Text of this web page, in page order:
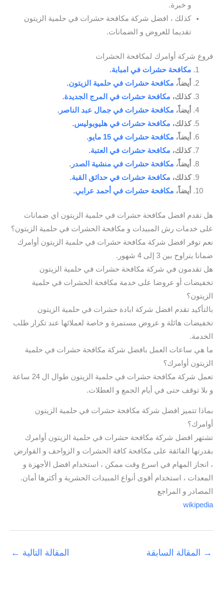
و خبرة.
كذلك ، افضل شركة مكافحة حشرات في حلمية الزيتون
تقديما للعروض و الضمانات.
فروع شركة أوامرك لمكافحة الحشرات
مكافحة حشرات في امبابة.
أيضاً، مكافحة حشرات في حلمية الزيتون.
كذلك، مكافحة حشرات في المرج الجديدة.
أيضاً، مكافحة حشرات في جمال عبد الناصر .
كذلك، مكافحة حشرات في هليوبوليس.
أيضاً، مكافحة حشرات في 15 مايو
.
كذلك، مكافحة حشرات في العتبة.
أيضاً، مكافحة حشرات في منشية الصدر .
كذلك، مكافحة حشرات في حدائق القبة.
أيضاً، مكافحة حشرات في أحمد عرابي.
هل تقدم افضل مكافحة حشرات في حلمية الزيتون اي ضمانات
على خدمات رش المبيدات و مكافحة الحشرات في حلمية الزيتون؟
نعم توفر افضل شركة مكافحة حشرات في حلمية الزيتون أوامرك
ضمانا يتراوح بين 3 إلى 4 شهور.
هل تقدمون في شركة مكافحة حشرات في حلمية الزيتون
تخفيضات أو عروضا على خدمة مكافحة الحشرات في حلمية
الزيتون؟
بالتأكيد تقدم افضل شركة ابادة حشرات في حلمية الزيتون
تخفيضات هائلة و عروض مستمرة و خاصة لعملائها عند تكرار طلب
الخدمة.
ما هي ساعات العمل بافضل شركة مكافحة حشرات في حلمية
الزيتون أوامرك؟
تعمل شركة مكافحة حشرات في حلمية الزيتون طوال ال 24 ساعة
و بلا توقف حتى في أيام الجمع و العطلات.
بماذا تتميز افضل شركة مكافحة حشرات في حلمية الزيتون
أوامرك؟
تشتهر افضل شركة مكافحة حشرات في حلمية الزيتون أوامرك
بقدرتها الفائقة على مكافحة كافة الحشرات و الزواحف و القوارض
، انجاز المهام في اسرع وقت ممكن ، استخدام افضل الأجهزة و
المعدات ، استخدام أقوى أنواع المبيدات الحشرية و أكثرها أمان.
المصادر و المراجع
wikipedia
→ المقالة السابقة المقالة التالية ←